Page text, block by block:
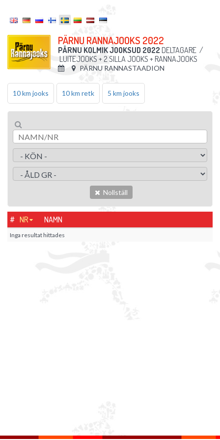
PÄRNU RANNAJOOKS 2022
PÄRNU KOLMIK JOOKSUD 2022 DELTAGARE /
LUITEJOOKS + 2 SILLA JOOKS + RANNAJOOKS
PÄRNU RANNASTAADION
10 km jooks 10 km retk 5 km jooks
Nollställ
# NR NAMN
Inga resultat hittades